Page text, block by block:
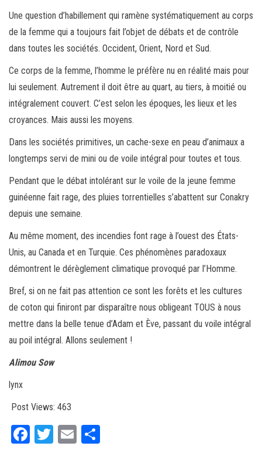
Une question d’habillement qui ramène systématiquement au corps
de la femme qui a toujours fait l’objet de débats et de contrôle
dans toutes les sociétés. Occident, Orient, Nord et Sud.
Ce corps de la femme, l’homme le préfère nu en réalité mais pour
lui seulement. Autrement il doit être au quart, au tiers, à moitié ou
intégralement couvert. C’est selon les époques, les lieux et les
croyances. Mais aussi les moyens.
Dans les sociétés primitives, un cache-sexe en peau d’animaux a
longtemps servi de mini ou de voile intégral pour toutes et tous.
Pendant que le débat intolérant sur le voile de la jeune femme
guinéenne fait rage, des pluies torrentielles s’abattent sur Conakry
depuis une semaine.
Au même moment, des incendies font rage à l’ouest des États-
Unis, au Canada et en Turquie. Ces phénomènes paradoxaux
démontrent le dérèglement climatique provoqué par l’Homme.
Bref, si on ne fait pas attention ce sont les forêts et les cultures
de coton qui finiront par disparaître nous obligeant TOUS à nous
mettre dans la belle tenue d’Adam et Ève, passant du voile intégral
au poil intégral. Allons seulement !
Alimou Sow
lynx
Post Views: 463
Fa T
E